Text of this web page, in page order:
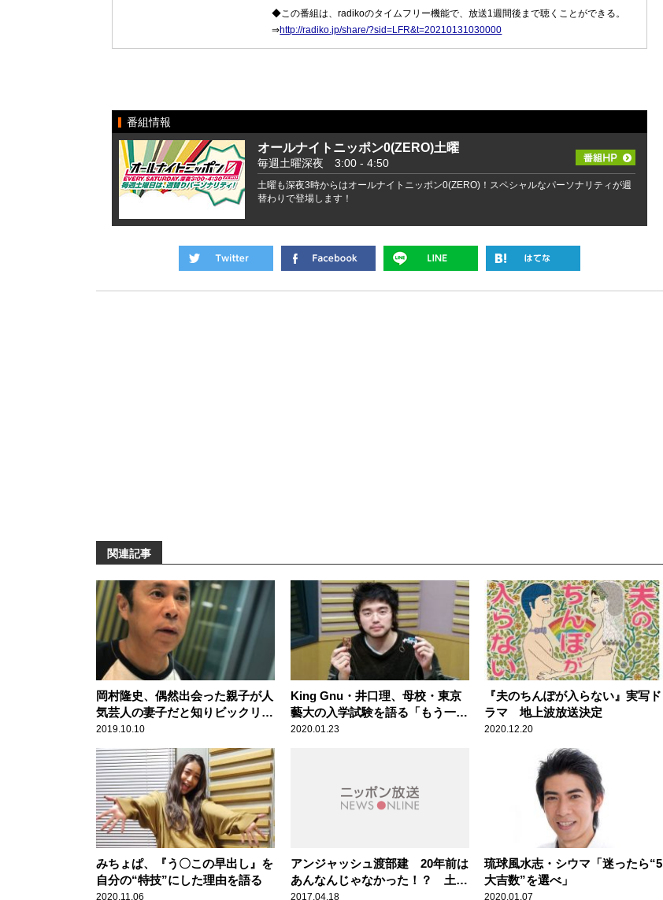
◆この番組は、radikoのタイムフリー機能で、放送1週間後まで聴くことができる。
⇒http://radiko.jp/share/?sid=LFR&t=20210131030000
番組情報
オールナイトニッポン0(ZERO)土曜
毎週土曜深夜 3:00 - 4:50
土曜も深夜3時からはオールナイトニッポン0(ZERO)！スペシャルなパーソナリティが週
替わりで登場します！
関連記事
岡村隆史、偶然出会った親子が人
気芸人の妻子だと知りビックリ！
「愛想よくしといて良かった」
2019.10.10
King Gnu・井口理、母校・東京
藝大の入学試験を語る「もう一生
やりたくない」
2020.01.23
『夫のちんぽが入らない』実写ド
ラマ 地上波放送決定
2020.12.20
みちょぱ、『う〇この早出し』を
自分の“特技”にした理由を語る
2020.11.06
アンジャッシュ渡部建 20年前は
あんなんじゃなかった！？ 土田
晃之が明かす
2017.04.18
琉球風水志・シウマ「迷ったら“5
大吉数”を選べ」
2020.01.07